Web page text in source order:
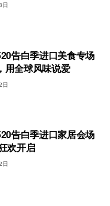
日
告白季进口美食专场
用全球风味说爱
日
告白季进口家居会场
欢开启
日